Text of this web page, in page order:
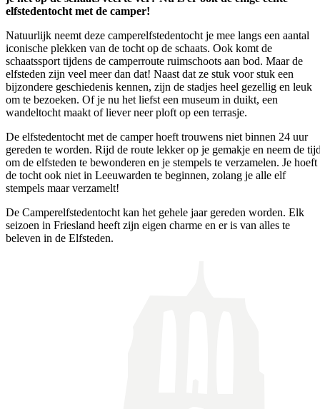
elfstedentocht met de camper!
Natuurlijk neemt deze camperelfstedentocht je mee langs een aantal
iconische plekken van de tocht op de schaats. Ook komt de
schaatssport tijdens de camperroute ruimschoots aan bod. Maar de
elfsteden zijn veel meer dan dat! Naast dat ze stuk voor stuk een
bijzondere geschiedenis kennen, zijn de stadjes heel gezellig en leuk
om te bezoeken. Of je nu het liefst een museum in duikt, een
wandeltocht maakt of liever neer ploft op een terrasje.
De elfstedentocht met de camper hoeft trouwens niet binnen 24 uur
gereden te worden. Rijd de route lekker op je gemakje en neem de
om de elfsteden te bewonderen en je stempels te verzamelen. Je hoeft
de tocht ook niet in Leeuwarden te beginnen, zolang je alle elf
stempels maar verzamelt!
De Camperelfstedentocht kan het gehele jaar gereden worden. Elk
seizoen in Friesland heeft zijn eigen charme en er is van alles te
beleven in de Elfsteden.